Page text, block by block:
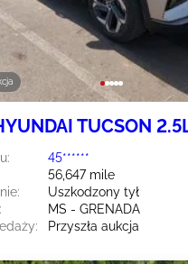
TUCSON
45******
56,647 mile
Uszkodzony tył
MS - GRENADA
Przyszła aukcja